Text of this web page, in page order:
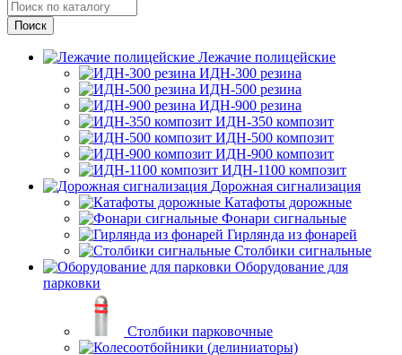
Лежачие полицейские
ИДН-300 резина
ИДН-500 резина
ИДН-900 резина
ИДН-350 композит
ИДН-500 композит
ИДН-900 композит
ИДН-1100 композит
Дорожная сигнализация
Катафоты дорожные
Фонари сигнальные
Гирлянда из фонарей
Столбики сигнальные
Оборудование для
парковки
Столбики парковочные